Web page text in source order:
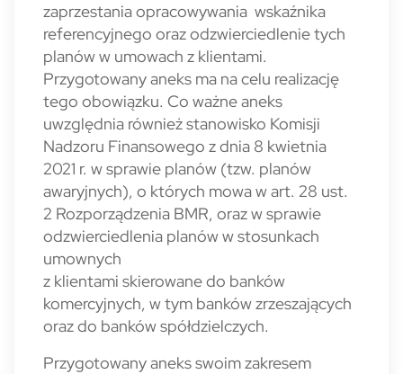
zaprzestania opracowywania wskaźnika
referencyjnego oraz odzwierciedlenie tych
planów w umowach z klientami.
Przygotowany aneks ma na celu realizację
tego obowiązku. Co ważne aneks
uwzględnia również stanowisko Komisji
Nadzoru Finansowego z dnia 8 kwietnia
2021 r. w sprawie planów (tzw. planów
awaryjnych), o których mowa w art. 28 ust.
2 Rozporządzenia BMR, oraz w sprawie
odzwierciedlenia planów w stosunkach
umownych
z klientami skierowane do banków
komercyjnych, w tym banków zrzeszających
oraz do banków spółdzielczych.
Przygotowany aneks swoim zakresem